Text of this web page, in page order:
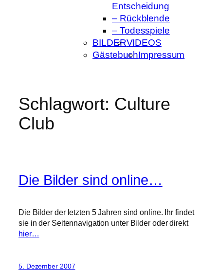
Entscheidung
– Rückblende
– Todesspiele
BILDERVIDEOS
GästebuchImpressum
Schlagwort: Culture
Club
Die Bilder sind online…
Die Bilder der letzten 5 Jahren sind online. Ihr findet
sie in der Seitennavigation unter Bilder oder direkt
hier…
5. Dezember 2007